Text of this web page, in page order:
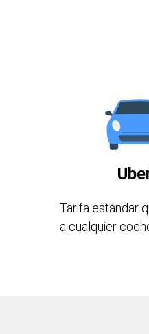
Tarifa estándar
a cualquier